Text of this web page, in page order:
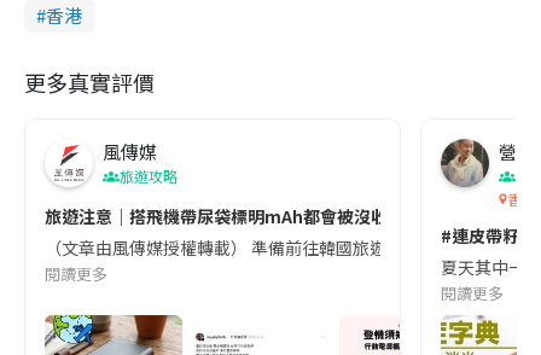
香港
更多真實評價
風傳媒
旅遊攻略
旅遊注意｜搭飛機帶尿袋標明mAh都會被沒收😱出發前切記檢查
（文章由風傳媒授權轉載） 準備前往韓國旅遊的民眾，近期要
閱讀更多
營養
香港
#連皮帶籽
夏天其中一
閱讀更多